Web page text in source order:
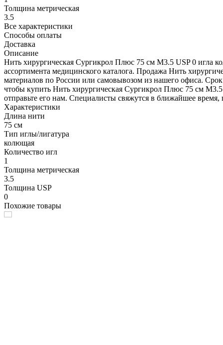
Толщина метрическая
3.5
Все характеристики
Способы оплаты
Доставка
Описание
Нить хирургическая Сургикрол Плюс 75 см М3.5 USP 0 игла
ассортимента медицинского каталога. Продажа Нить
материалов по России или самовывозом из нашего офиса.
чтобы купить Нить хирургическая Сургикрол Плюс 75 см М3.5
отправьте его нам. Специалисты свяжутся в ближайшее время,
Характеристики
Длина нити
75 см
Тип иглы/лигатура
колющая
Количество игл
1
Толщина метрическая
3.5
Толщина USP
0
Похожие товары